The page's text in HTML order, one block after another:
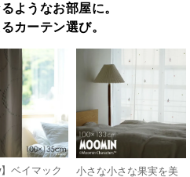
ようなお部屋に。
カーテン選び。
】ベイマック
小さな小さな果実を美